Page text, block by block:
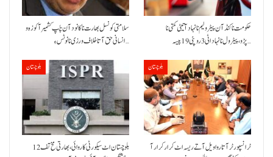
سلامتی کونسل بھارت نا کانود آن چَپ کشمیر آ کوزہ و
انسانی حق آتا خلاف ورزی نا نوٹس ءِ…
حکومت نا کنڈ آن پیٹرولیم نا نہاد آتیٹی کمتی نا
پڑو،پیٹرول نا نہاد اٹی 3 روپئی 19 پیسہ…
بلوچستان
بلوچستان اٹ سیکورٹی کاروائی، بھارتی مخ تف 12
بلوچستان
ٹرانسپورٹر آتا روا ویل آتے ریسہ اٹ کرار کرار آ